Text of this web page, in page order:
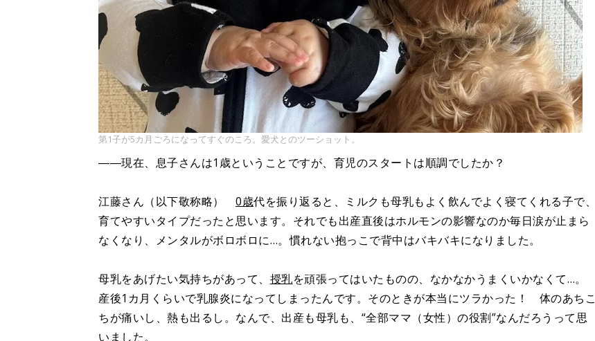
第1子が5カ月ごろになってすぐのころ。愛犬とのツーショット。
――現在、息子さんは1歳ということですが、育児のスタートは順調でしたか？
江藤さん（以下敬称略） 0歳代を振り返ると、ミルクも母乳もよく飲んでよく寝てくれる子で、
育てやすいタイプだったと思います。それでも出産直後はホルモンの影響なのか毎日涙が止まら
なくなり、メンタルがボロボロに…。慣れない抱っこで背中はバキバキになりました。
母乳をあげたい気持ちがあって、 授乳を頑張ってはいたものの、なかなかうまくいかなくて…。
産後1カ月くらいで乳腺炎になってしまったんです。そのときが本当にツラかった！ 体のあちこ
ちが痛いし、熱も出るし。なんで、出産も母乳も、“全部ママ（女性）の役割”なんだろうって思
いました。